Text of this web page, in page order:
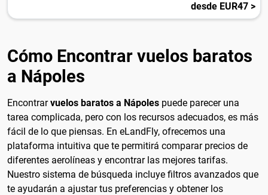
desde EUR47 >
Cómo Encontrar vuelos baratos
a Nápoles
Encontrarvuelos baratos a Nápoles puede parecer una
tarea complicada, pero con los recursos adecuados, es más
fácil de lo que piensas. En eLandFly, ofrecemos una
plataforma intuitiva que te permitirá comparar precios de
diferentes aerolíneas y encontrar las mejores tarifas.
Nuestro sistema de búsqueda incluye filtros avanzados que
te ayudarán a ajustar tus preferencias y obtener los